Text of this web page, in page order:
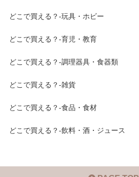
どこで買える？-玩具・ホビー
どこで買える？-育児・教育
どこで買える？-調理器具・食器類
どこで買える？-雑貨
どこで買える？-食品・食材
どこで買える？-飲料・酒・ジュース